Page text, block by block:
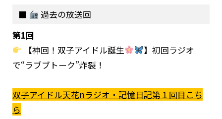
過去の放送回
第1回
【神回！双子アイドル誕生
】初回ラジオ
で“ラブブトーク”炸裂！
双子アイドル天花nラジオ・記憶日記第１回目こち
ら